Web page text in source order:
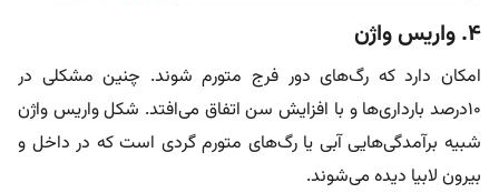
۴. واریس واژن
امکان دارد که رگ‌های دور فرج متورم شوند. چنین مشکلی در
۱۰درصد بارداری‌ها و با افزایش سن اتفاق می‌افتد. شکل واریس واژن
شبیه برآمدگی‌هایی آبی یا رگ‌های متورم گردی است که در داخل و
بیرون لابیا دیده می‌شوند.